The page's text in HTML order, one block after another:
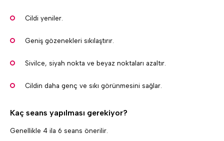
Cildi yeniler.
Geniş gözenekleri sıkılaştırır.
Sivilce, siyah nokta ve beyaz noktaları azaltır.
Cildin daha genç ve sıkı görünmesini sağlar.
Kaç seans yapılması gerekiyor?
Genellikle 4 ila 6 seans önerilir.